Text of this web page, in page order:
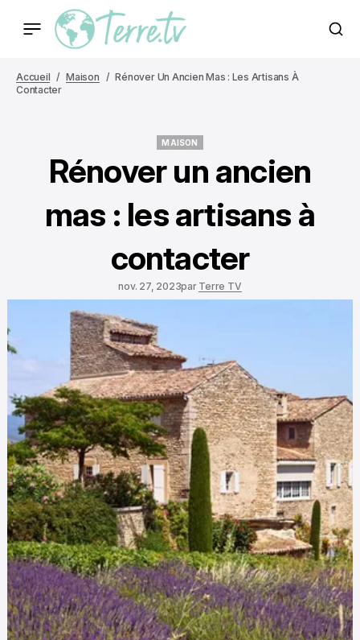
Accueil Maison
Rénover Un Ancien Mas : Les Artisans À
Contacter
MAISON
Rénover un ancien
mas : les artisans à
contacter
nov. 27, 2023par Terre TV